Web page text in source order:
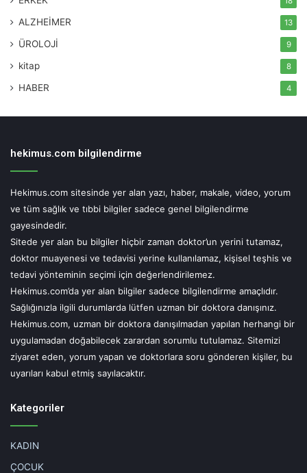
UYARI!
Hekimus.com sitesinde yer alan yazı, haber, makale, video, yorum ve tüm
Sitede yer alan bu bilgiler hiçbir zaman doktor'un yerini tutamaz, doktor
yönteminin seçimi için değerlendirilemez.
Hekimus.com, uzman bir doktora danışılmadan yapılan herhangi bir
etmiş sayılacaktır.
Etiketler aşırı sıcaklar kalp krizi meyve-sebze
sıcaklık
sıvı kaybı
tansiyon yükselmesi
yuksek tansiyon
ALZHEİMER 13
ÜROLOJİ 9
kitap 8
HABER 4
hekimus.com bilgilendirme
Hekimus.com sitesinde yer alan yazı, haber, makale, video, yorum
ve tüm sağlık ve tıbbi bilgiler sadece genel bilgilendirme
gayesindedir.
Sitede yer alan bu bilgiler hiçbir zaman doktor’un yerini tutamaz,
doktor muayenesi ve tedavisi yerine kullanılamaz, kişisel teşhis ve
tedavi yönteminin seçimi için değerlendirilemez.
Hekimus.com’da yer alan bilgiler sadece bilgilendirme amaçlıdır.
Sağlığınızla ilgili durumlarda lütfen uzman bir doktora danışınız.
Hekimus.com, uzman bir doktora danışılmadan yapılan herhangi bir
uygulamadan doğabilecek zarardan sorumlu tutulamaz. Sitemizi
ziyaret eden, yorum yapan ve doktorlara soru gönderen kişiler, bu
uyarıları kabul etmiş sayılacaktır.
Kategoriler
KADIN
ÇOCUK